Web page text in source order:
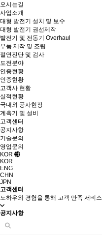
오시는길
사업소개
대형 발전기 설치 및 보수
대형 발전기 권선제작
발전기 및 전동기 Overhaul
부품 제작 및 조립
절연진단 및 검사
도전분야
인증현황
인증현황
고객사 현황
실적현황
국내외 공사현장
계측기 및 설비
고객센터
공지사항
기술문의
영업문의
KOR
KOR
ENG
CHN
JPN
고객센터
노하우와 경험을 통해 고객 만족 서비스
공지사항